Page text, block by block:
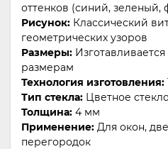
оттенков (синий,
Рисунок: Классический
геометрических узоров
Размеры:
размерам
Технология изготовления:
Тип стекла: Цветное
Толщина: 4 мм
Применение: Для окон,
перегородок